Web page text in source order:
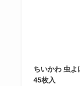
ちいかわ 虫よ
45枚入